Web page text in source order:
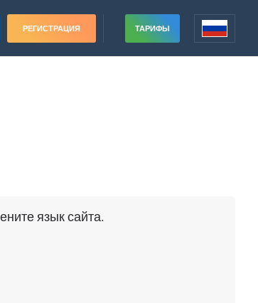
РЕГИСТРАЦИЯ ТАРИФЫ